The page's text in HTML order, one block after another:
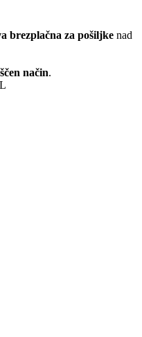
brezplačna za pošiljke nad
način.